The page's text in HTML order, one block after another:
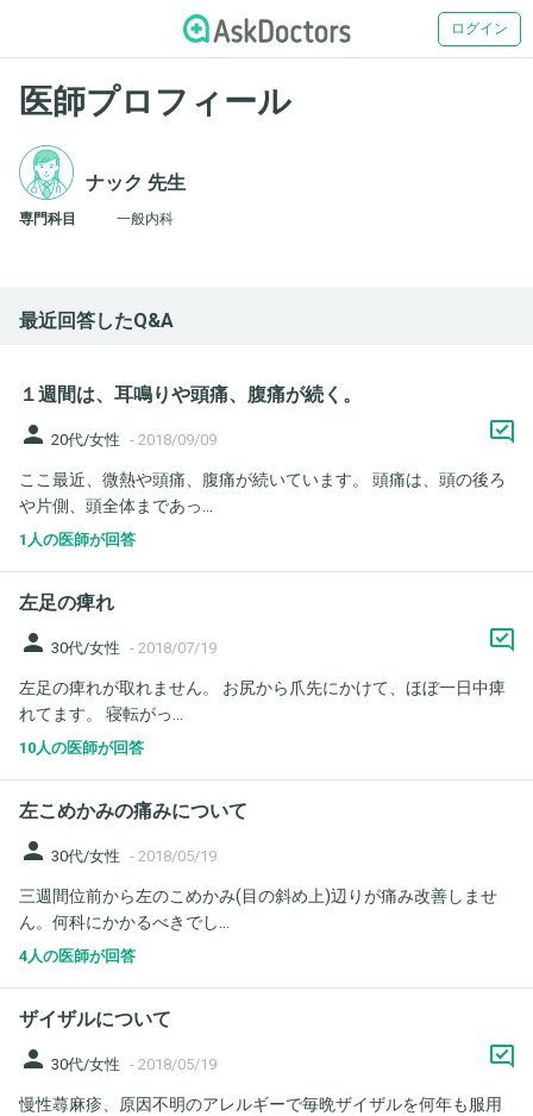
ログイン
医師プロフィール
ナック 先生
専門科目 一般内科
最近回答したQ&A
１週間は、耳鳴りや頭痛、腹痛が続く。
person 20代/女性 - 2018/09/09
ここ最近、微熱や頭痛、腹痛が続いています。 頭痛は、頭の後ろ
や片側、頭全体まであっ...
1人の医師が回答
左足の痺れ
person 30代/女性 - 2018/07/19
左足の痺れが取れません。 お尻から爪先にかけて、ほぼ一日中痺
れてます。 寝転がっ...
10人の医師が回答
左こめかみの痛みについて
person 30代/女性 - 2018/05/19
三週間位前から左のこめかみ(目の斜め上)辺りが痛み改善しませ
ん。何科にかかるべきでし...
4人の医師が回答
ザイザルについて
person 30代/女性 - 2018/05/19
慢性蕁麻疹、原因不明のアレルギーで毎晩ザイザルを何年も服用